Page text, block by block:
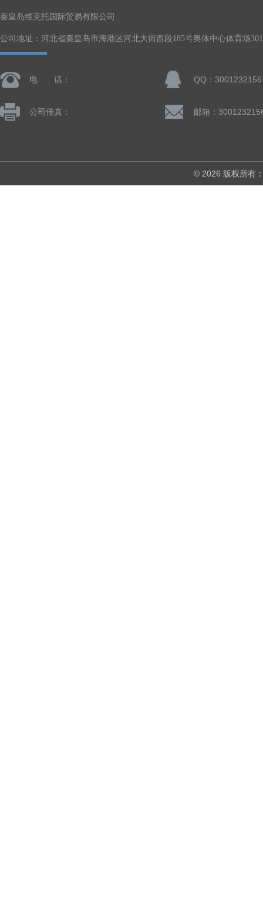
秦皇岛维克托国际贸易有限公司
公司地址：河北省秦皇岛市海港区河北大街西段185号奥体中心体育场
电 话： QQ：3001232156
公司传真： 邮箱：
© 2026 版权所有